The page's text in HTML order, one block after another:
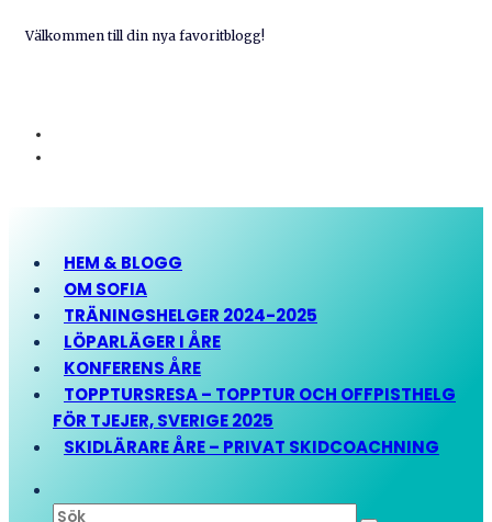
Välkommen till din nya favoritblogg!
HEM & BLOGG
OM SOFIA
TRÄNINGSHELGER 2024-2025
LÖPARLÄGER I ÅRE
KONFERENS ÅRE
TOPPTURSRESA – TOPPTUR OCH OFFPISTHELG
FÖR TJEJER, SVERIGE 2025
SKIDLÄRARE ÅRE – PRIVAT SKIDCOACHNING